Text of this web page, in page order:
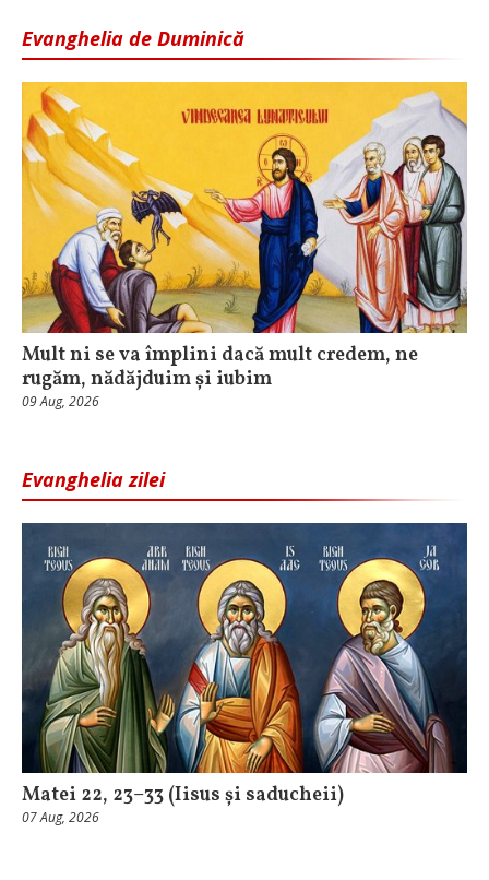
Evanghelia de Duminică
Mult ni se va împlini dacă mult credem, ne
rugăm, nădăjduim și iubim
09 Aug, 2026
Evanghelia zilei
Matei 22, 23–33 (Iisus și saducheii)
07 Aug, 2026